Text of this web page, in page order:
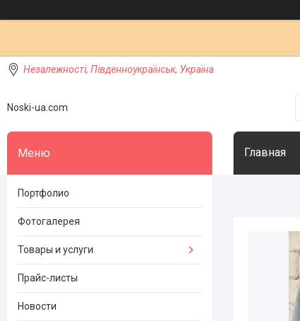
Незалежності, Південноукраїнськ, Україна
Noski-ua.com
Главная
Портфолио
Фотогалерея
Товары и услуги
Прайс-листы
Новости